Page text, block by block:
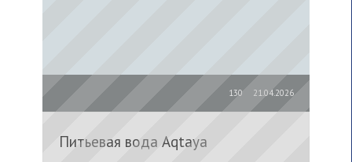
21.04.2026
130
Питьевая вода Aqtaya